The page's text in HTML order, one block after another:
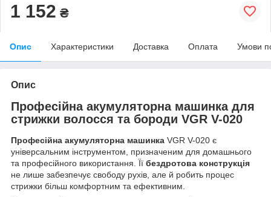
1 152 ₴
Опис Характеристики Доставка Оплата Умови
Опис
Професійна акумуляторна машинка для
стрижки волосся та бороди VGR V-020
Професійна акумуляторна машинка VGR V-020 є
універсальним інструментом, призначеним для домашнього
та професійного використання. Її бездротова конструкція
не лише забезпечує свободу рухів, але й робить процес
стрижки більш комфортним та ефективним.